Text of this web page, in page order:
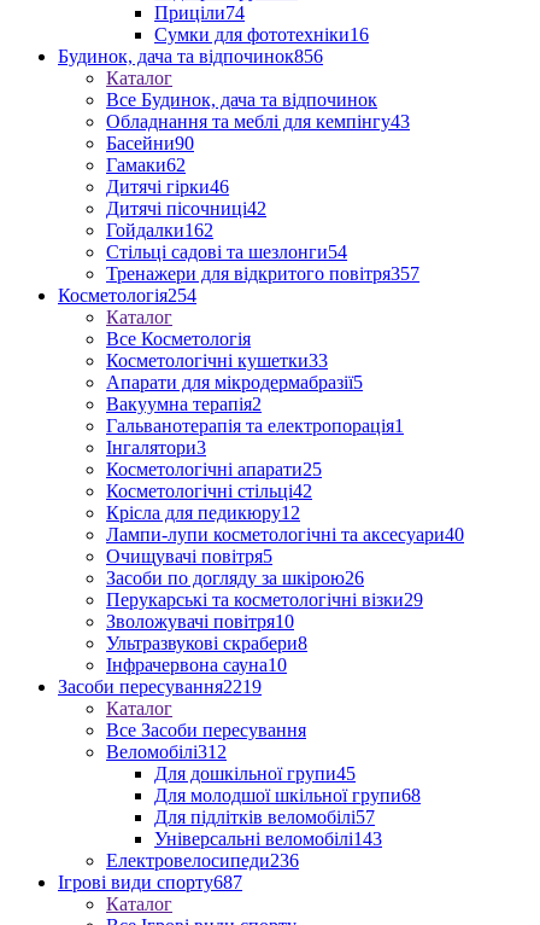
Приціли74
Сумки для фототехніки16
Будинок, дача та відпочинок856
Каталог
Все Будинок, дача та відпочинок
Обладнання та меблі для кемпінгу43
Басейни90
Гамаки62
Дитячі гірки46
Дитячі пісочниці42
Гойдалки162
Стільці садові та шезлонги54
Тренажери для відкритого повітря357
Косметологія254
Каталог
Все Косметологія
Косметологічні кушетки33
Апарати для мікродермабразії5
Вакуумна терапія2
Гальванотерапія та електропорація1
Інгалятори3
Косметологічні апарати25
Косметологічні стільці42
Крісла для педикюру12
Лампи-лупи косметологічні та аксесуари40
Очищувачі повітря5
Засоби по догляду за шкірою26
Перукарські та косметологічні візки29
Зволожувачі повітря10
Ультразвукові скрабери8
Інфрачервона сауна10
Засоби пересування2219
Каталог
Все Засоби пересування
Веломобілі312
Для дошкільної групи45
Для молодшої шкільної групи68
Для підлітків веломобілі57
Універсальні веломобілі143
Електровелосипеди236
Ігрові види спорту687
Каталог